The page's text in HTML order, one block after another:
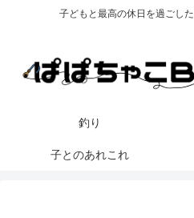
子どもと最高の休日を過ごし
釣り
子とのあれこれ